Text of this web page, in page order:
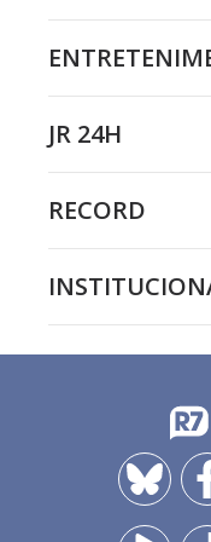
JR 24H
RECORD